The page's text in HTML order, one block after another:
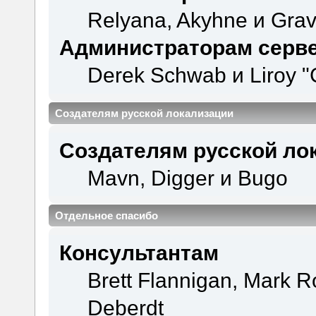
Relyana, Akyhne и
Администраторам
Derek Schwab и Liroy
Создателям русской локализации
Создателям русской
Mavn, Digger и Bugo
Отдельное спасибо
Консультантам
Brett Flannigan, Mark
Deberdt